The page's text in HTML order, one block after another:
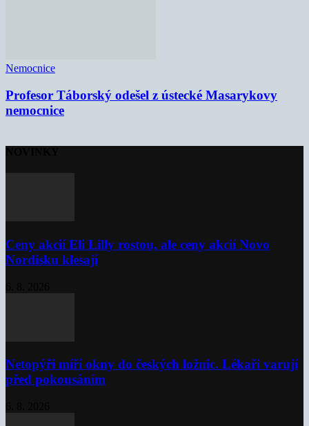
Nemocnice
Profesor Táborský odešel z ústecké Masarykovy
nemocnice
Ceny akcií Eli Lilly rostou, ale ceny akcií Novo
Nordisku klesají
Netopýři míří okny do českých ložnic. Lékaři varují
před pokousáním